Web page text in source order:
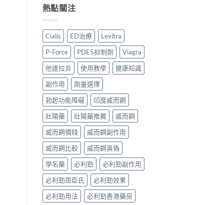
比
較〉
價
錢、
作
用
全
面
比
較
與
香
港
購
指
南〉
中
Kamagra
與
Oral
Jelly
全
面
比
較〉
香
港
裡
買？
犀
利
士
學
藥
購
買
道、
價
錢
與
真
辨
別
指
南〉
熱點關注
Cialis ED治療
Levitra
P-Force
PDE5抑制劑
Viagra
他達拉非
使用教學
健康知識
副作用
劑量選擇
勃起功能障礙
印度威而鋼
壯陽藥
壯陽藥推薦
威而鋼
威而鋼價錢
威而鋼副作用
威而鋼比較
威而鋼真偽
學名藥
必利勁
必利勁副作用
必利勁屈臣氏
必利勁效果
必利勁用法
必利勁香港藥房